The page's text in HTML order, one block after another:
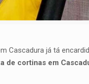
Cascadura já tá
de cortinas em